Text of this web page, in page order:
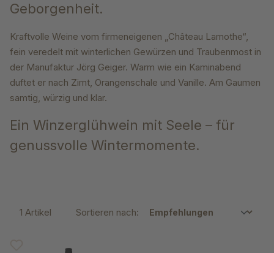
Geborgenheit.
Kraftvolle Weine vom firmeneigenen „Château Lamothe“,
fein veredelt mit winterlichen Gewürzen und Traubenmost in
der Manufaktur Jörg Geiger. Warm wie ein Kaminabend
duftet er nach Zimt, Orangenschale und Vanille. Am Gaumen
samtig, würzig und klar.
Ein Winzerglühwein mit Seele – für
genussvolle Wintermomente.
1 Artikel Sortieren nach: